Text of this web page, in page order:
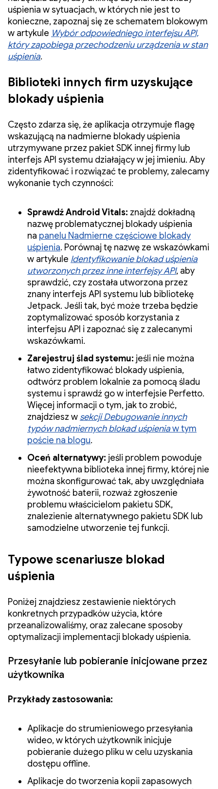
uśpienia w sytuacjach, w których nie jest to
konieczne, zapoznaj się ze schematem blokowym
w artykule Wybór odpowiedniego interfejsu API,
który zapobiega przechodzeniu urządzenia w stan
uśpienia.
Biblioteki innych firm uzyskujące
blokady uśpienia
Często zdarza się, że aplikacja otrzymuje flagę
wskazującą na nadmierne blokady uśpienia
utrzymywane przez pakiet SDK innej firmy lub
interfejs API systemu działający w jej imieniu. Aby
zidentyfikować i rozwiązać te problemy, zalecamy
wykonanie tych czynności:
Sprawdź Android Vitals: znajdź dokładną
nazwę problematycznej blokady uśpienia
na panelu Nadmierne częściowe blokady
uśpienia. Porównaj tę nazwę ze wskazówkami
w artykule Identyfikowanie blokad uśpienia
utworzonych przez inne interfejsy API, aby
sprawdzić, czy została utworzona przez
znany interfejs API systemu lub bibliotekę
Jetpack. Jeśli tak, być może trzeba będzie
zoptymalizować sposób korzystania z
interfejsu API i zapoznać się z zalecanymi
wskazówkami.
Zarejestruj ślad systemu: jeśli nie można
łatwo zidentyfikować blokady uśpienia,
odtwórz problem lokalnie za pomocą śladu
systemu i sprawdź go w interfejsie Perfetto.
Więcej informacji o tym, jak to zrobić,
znajdziesz w sekcji Debugowanie innych
typów nadmiernych blokad uśpieniaw tym
poście na blogu.
Oceń alternatywy: jeśli problem powoduje
nieefektywna biblioteka innej firmy, której nie
można skonfigurować tak, aby uwzględniała
żywotność baterii, rozważ zgłoszenie
problemu właścicielom pakietu SDK,
znalezienie alternatywnego pakietu SDK lub
samodzielne utworzenie tej funkcji.
Typowe scenariusze blokad
uśpienia
Poniżej znajdziesz zestawienie niektórych
konkretnych przypadków użycia, które
przeanalizowaliśmy, oraz zalecane sposoby
optymalizacji implementacji blokady uśpienia.
Przesyłanie lub pobieranie inicjowane przez
użytkownika
Przykłady zastosowania:
Aplikacje do strumieniowego przesyłania
wideo, w których użytkownik inicjuje
pobieranie dużego pliku w celu uzyskania
dostępu offline.
Aplikacje do tworzenia kopii zapasowych